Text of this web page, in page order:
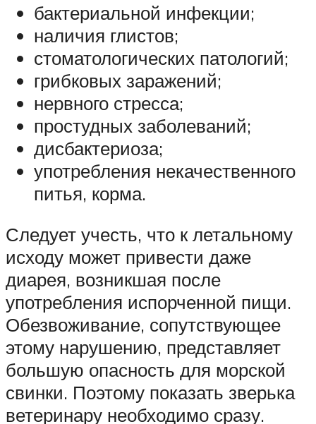
бактериальной инфекции;
наличия глистов;
стоматологических патологий;
грибковых заражений;
нервного стресса;
простудных заболеваний;
дисбактериоза;
употребления некачественного
питья, корма.
Следует учесть, что к летальному
исходу может привести даже
диарея, возникшая после
употребления испорченной пищи.
Обезвоживание, сопутствующее
этому нарушению, представляет
большую опасность для морской
свинки. Поэтому показать зверька
ветеринару необходимо сразу.